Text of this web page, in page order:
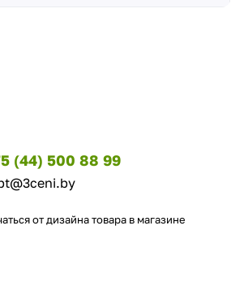
(44) 500 88 99
от дизайна товара в магазине